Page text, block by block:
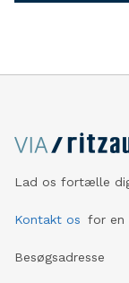
Lad os fortælle
Kontakt os for en
Besøgsadresse